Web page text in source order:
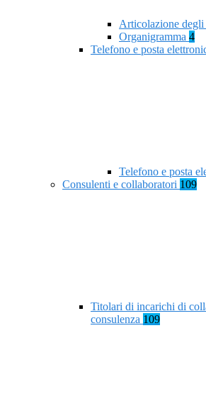
Articolazione
Organigramma 4
Telefono e posta
Telefono e posta
Consulenti e collaboratori 109
Titolari di incarichi di
consulenza 109